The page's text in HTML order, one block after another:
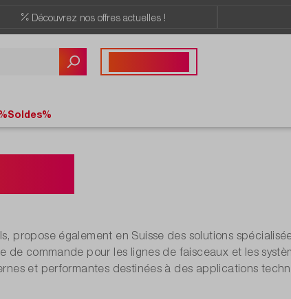
Découvrez nos offres actuelles !
propose également en Suisse des solutions
commande pour les lignes de faisceaux et les
et performantes destinées à des applications